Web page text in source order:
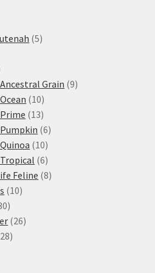
55
Grain 99
1010
produktů
1313
produktů
66
1010
produktů
66
produktů
Feline 88
1010
30
produktů
2626
2828